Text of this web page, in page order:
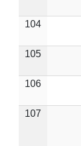
104
105
106
107